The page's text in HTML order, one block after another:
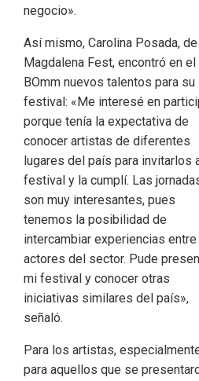
negocio».
Así mismo, Carolina Posada,
Magdalena Fest, encontró en el
BOmm nuevos talentos para su
festival: «Me interesé en
porque tenía la expectativa de
conocer artistas de diferentes
lugares del país para invitarlos
festival y la cumplí. Las
son muy interesantes, pues
tenemos la posibilidad de
intercambiar experiencias entre
actores del sector. Pude
mi festival y conocer otras
iniciativas similares del país»,
señaló.
Para los artistas,
para aquellos que se